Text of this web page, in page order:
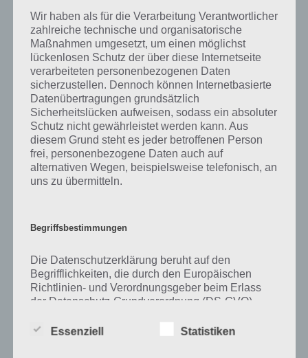
bestimmten Lösungen präsentieren wir daher auch immer eine
kurze Begriffserklärung!
Zu Strudel haben wir zunächst keine weiteren Informationen parat!
Auf WhatsApp teilen Teilen auf Facebook
Tweet auf Twitter
Mehr Artikel hier auf Touchportal
Wir haben als für die Verarbeitung Verantwortlicher
zahlreiche technische und organisatorische
Maßnahmen umgesetzt, um einen möglichst
lückenlosen Schutz der über diese Internetseite
verarbeiteten personenbezogenen Daten
sicherzustellen. Dennoch können Internetbasierte
Datenübertragungen grundsätzlich
Sicherheitslücken aufweisen, sodass ein absoluter
Schutz nicht gewährleistet werden kann. Aus
diesem Grund steht es jeder betroffenen Person
frei, personenbezogene Daten auch auf
alternativen Wegen, beispielsweise telefonisch, an
uns zu übermitteln.
Begriffsbestimmungen
Die Datenschutzerklärung beruht auf den
Begrifflichkeiten, die durch den Europäischen
Richtlinien- und Verordnungsgeber beim Erlass
der Datenschutz-Grundverordnung (DS-GVO)
soll sowohl für die Öffentlichkeit als auch für
Essenziell Statistiken